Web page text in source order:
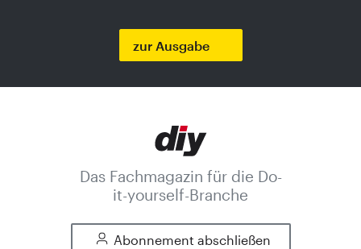
zur Ausgabe
Das Fachmagazin für die Do-
it-yourself-Branche
Abonnement abschließen